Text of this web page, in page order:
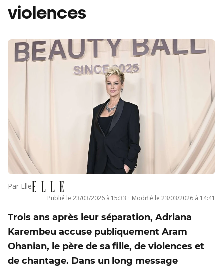
violences
Par Elle
Publié le 23/03/2026 à 15:33 · Modifié le 23/03/2026 à 14:41
Trois ans après leur séparation, Adriana
Karembeu accuse publiquement Aram
Ohanian, le père de sa fille, de violences et
de chantage. Dans un long message